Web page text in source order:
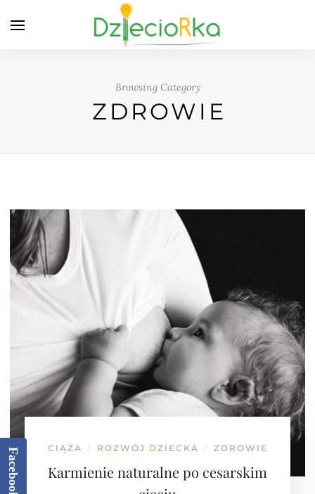
Browsing Category
ZDROWIE
CIĄŻA / ROZWÓJ DZIECKA / ZDROWIE
Karmienie naturalne po cesarskim
Facebook